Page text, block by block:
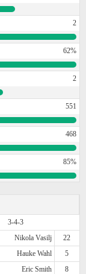
2
62%
2
551
468
85%
3-4-3
Nikola Vasilj
22
Hauke Wahl
5
Eric Smith
8